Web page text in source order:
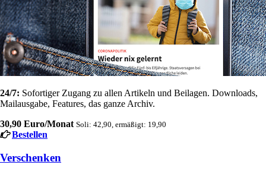
24/7: Sofortiger Zugang zu allen Artikeln und Beilagen. Downloads,
Mailausgabe, Features, das ganze Archiv.
30,90 Euro/Monat Soli: 42,90, ermäßigt: 19,90
Bestellen
Verschenken